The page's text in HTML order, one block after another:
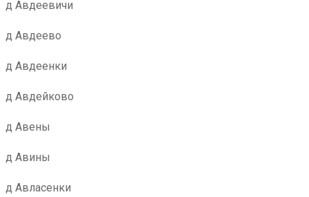
д Авдеевичи
д Авдеево
д Авдеенки
д Авдейково
д Авены
д Авины
д Авласенки